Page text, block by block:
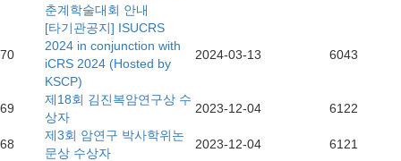
춘계학술대회 안내
70
[타기관공지] ISUCRS
2024 in conjunction with
iCRS 2024 (Hosted by
KSCP)
2024-03-13 6043
69
제18회 김진복암연구상 수
상자
2023-12-04 6122
68
제3회 암연구 박사학위논
문상 수상자
2023-12-04
6121